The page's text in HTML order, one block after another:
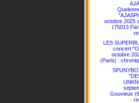
octobre 2025
(75013
LES
concert
octobre
(Paris) :
Gouvieux